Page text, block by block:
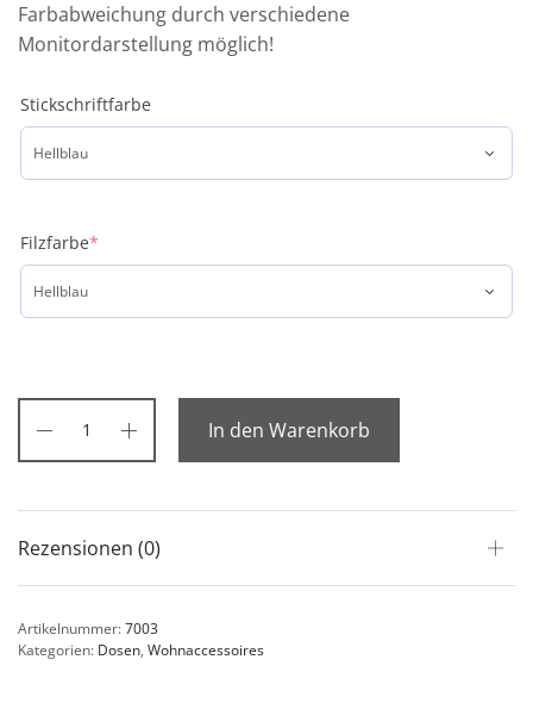
Farbabweichung durch verschiedene
Monitordarstellung möglich!
Stickschriftfarbe
Filzfarbe*
In den Warenkorb
Rezensionen (0)
Artikelnummer:7003
Kategorien: Dosen, Wohnaccessoires